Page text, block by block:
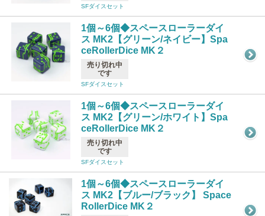
SFダイスセット
1個～6個◆スペースローラーダイ
ス MK2【グリーン/ネイビー】Spa
ceRollerDice MK２
売り切れ中
です
SFダイスセット
1個～6個◆スペースローラーダイ
ス MK2【グリーン/ホワイト】Spa
ceRollerDice MK２
売り切れ中
です
SFダイスセット
1個～6個◆スペースローラーダイ
ス MK2【ブルー/ブラック】 Space
RollerDice MK２